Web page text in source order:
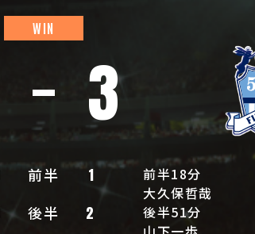
WIN
3
前半 1
前半18分
大久保哲哉
後半 2
後半51分